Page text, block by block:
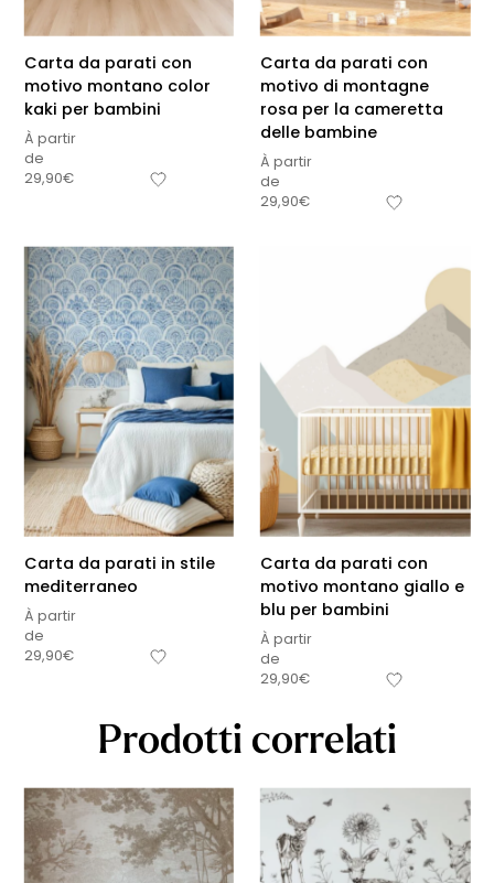
Carta da parati con
motivo montano color
kaki per bambini
À partir
de
29,90€
Carta da parati con
motivo di montagne
rosa per la cameretta
delle bambine
À partir
de
29,90€
Carta da parati in stile
mediterraneo
À partir
de
29,90€
Carta da parati con
motivo montano giallo e
blu per bambini
À partir
de
29,90€
Prodotti correlati